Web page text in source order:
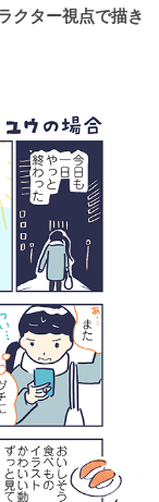
クター視点で描き